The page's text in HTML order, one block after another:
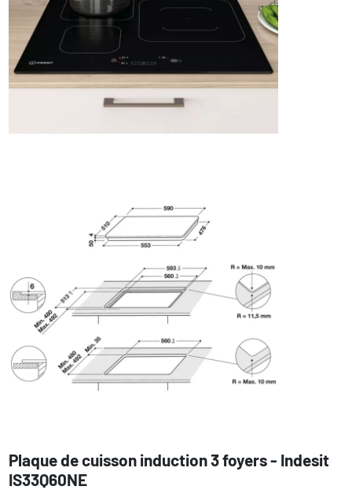
Plaque de cuisson induction 3 foyers - Indesit
IS33Q60NE